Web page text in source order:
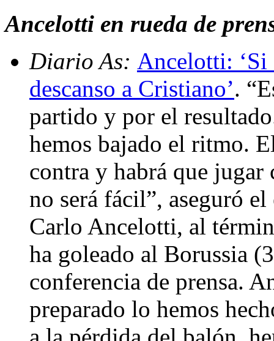
Ancelotti en rueda de
Diario As: Ancelotti: ‘Si
descanso a Cristiano’.
partido y por el
hemos bajado el ritmo.
contra y habrá que jugar
no será fácil”, aseguró
Carlo Ancelotti, al
ha goleado al Borussia
conferencia de prensa.
preparado lo hemos